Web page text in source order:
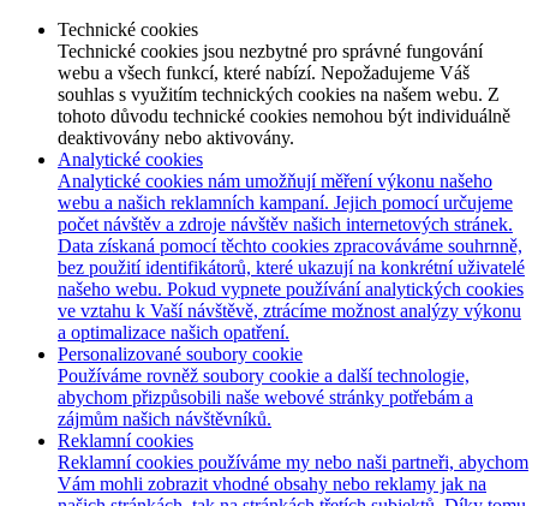
Technické cookies
Technické cookies jsou nezbytné pro správné fungování
webu a všech funkcí, které nabízí. Nepožadujeme Váš
souhlas s využitím technických cookies na našem webu. Z
tohoto důvodu technické cookies nemohou být individuálně
deaktivovány nebo aktivovány.
Analytické cookies
Analytické cookies nám umožňují měření výkonu našeho
webu a našich reklamních kampaní. Jejich pomocí určujeme
počet návštěv a zdroje návštěv našich internetových stránek.
Data získaná pomocí těchto cookies zpracováváme souhrnně,
bez použití identifikátorů, které ukazují na konkrétní uživatelé
našeho webu. Pokud vypnete používání analytických cookies
ve vztahu k Vaší návštěvě, ztrácíme možnost analýzy výkonu
a optimalizace našich opatření.
Personalizované soubory cookie
Používáme rovněž soubory cookie a další technologie,
abychom přizpůsobili naše webové stránky potřebám a
zájmům našich návštěvníků.
Reklamní cookies
Reklamní cookies používáme my nebo naši partneři, abychom
Vám mohli zobrazit vhodné obsahy nebo reklamy jak na